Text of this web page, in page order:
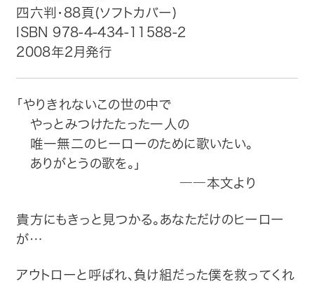
自費出版したい方
メディア紹介
お問い合わせ
画像・文章の使用について
四六判・88頁(ソフトカバー)
ISBN 978-4-434-11588-2
2008年2月発行
「やりきれないこの世の中で
やっとみつけたたった一人の
唯一無二のヒーローのために歌いたい。
ありがとうの歌を。」
――本文より
貴方にもきっと見つかる。あなただけのヒーロー
が…
アウトローと呼ばれ、負け組だった僕を救ってくれ